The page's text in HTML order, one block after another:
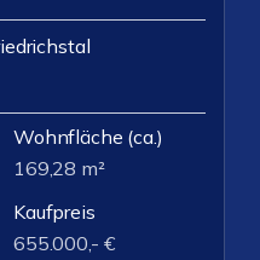
Wohnfläche (ca.)
169,28 m²
Kaufpreis
655.000,- €